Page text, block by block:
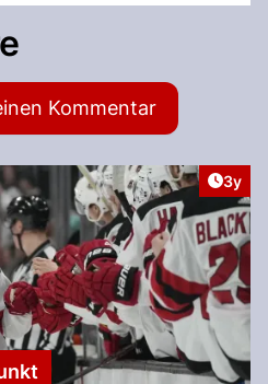
Kommentar
3y